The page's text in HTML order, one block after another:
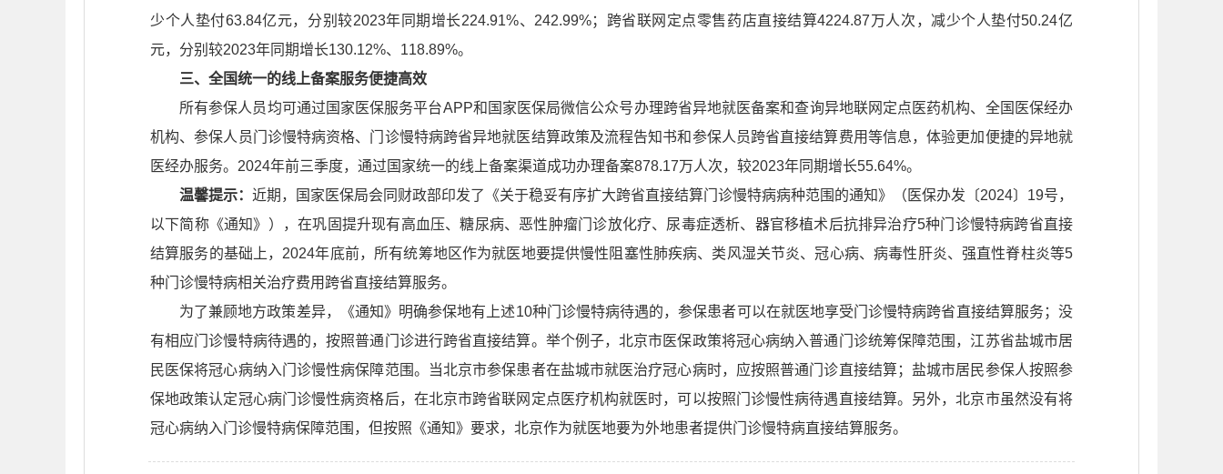
少个人垫付63.84亿元，分别较2023年同期增长224.91%、242.99%；跨省联网定点零售药店直接结算4224.87万人次，减少个人垫付50.24亿
元，分别较2023年同期增长130.12%、118.89%。
三、全国统一的线上备案服务便捷高效
所有参保人员均可通过国家医保服务平台APP和国家医保局微信公众号办理跨省异地就医备案和查询异地联网定点医药机构、全国医保经办
机构、参保人员门诊慢特病资格、门诊慢特病跨省异地就医结算政策及流程告知书和参保人员跨省直接结算费用等信息，体验更加便捷的异地就
医经办服务。2024年前三季度，通过国家统一的线上备案渠道成功办理备案878.17万人次，较2023年同期增长55.64%。
温馨提示： 近期，国家医保局会同财政部印发了《关于稳妥有序扩大跨省直接结算门诊慢特病病种范围的通知》（医保办发〔2024〕19号，
以下简称《通知》），在巩固提升现有高血压、糖尿病、恶性肿瘤门诊放化疗、尿毒症透析、器官移植术后抗排异治疗5种门诊慢特病跨省直接
结算服务的基础上，2024年底前，所有统筹地区作为就医地要提供慢性阻塞性肺疾病、类风湿关节炎、冠心病、病毒性肝炎、强直性脊柱炎等5
种门诊慢特病相关治疗费用跨省直接结算服务。
为了兼顾地方政策差异，《通知》明确参保地有上述10种门诊慢特病待遇的，参保患者可以在就医地享受门诊慢特病跨省直接结算服务；没
有相应门诊慢特病待遇的，按照普通门诊进行跨省直接结算。举个例子，北京市医保政策将冠心病纳入普通门诊统筹保障范围，江苏省盐城市居
民医保将冠心病纳入门诊慢性病保障范围。当北京市参保患者在盐城市就医治疗冠心病时，应按照普通门诊直接结算；盐城市居民参保人按照参
保地政策认定冠心病门诊慢性病资格后，在北京市跨省联网定点医疗机构就医时，可以按照门诊慢性病待遇直接结算。另外，北京市虽然没有将
冠心病纳入门诊慢特病保障范围，但按照《通知》要求，北京作为就医地要为外地患者提供门诊慢特病直接结算服务。